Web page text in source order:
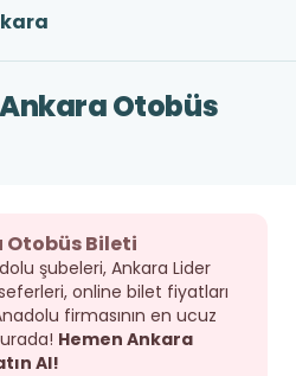
Otobüs
Otobüs Bileti
şubeleri, Ankara Lider
online bilet fiyatları
firmasının en ucuz
Hemen Ankara
Al!